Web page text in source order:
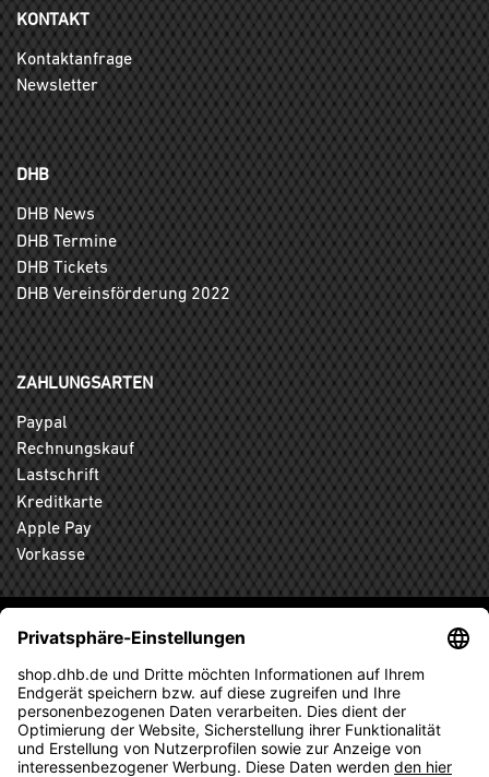
KONTAKT
Kontaktanfrage
Newsletter
DHB
DHB News
DHB Termine
DHB Tickets
DHB Vereinsförderung 2022
ZAHLUNGSARTEN
Paypal
Rechnungskauf
Lastschrift
Kreditkarte
Apple Pay
Vorkasse
ABONNIEREN SIE DEN KOSTENLOSEN DHB-FANSHOP
NEWSLETTER UND VERPASSEN SIE KEINE NEUIGKEIT ODER
AKTION MEHR.
ANMELDEN